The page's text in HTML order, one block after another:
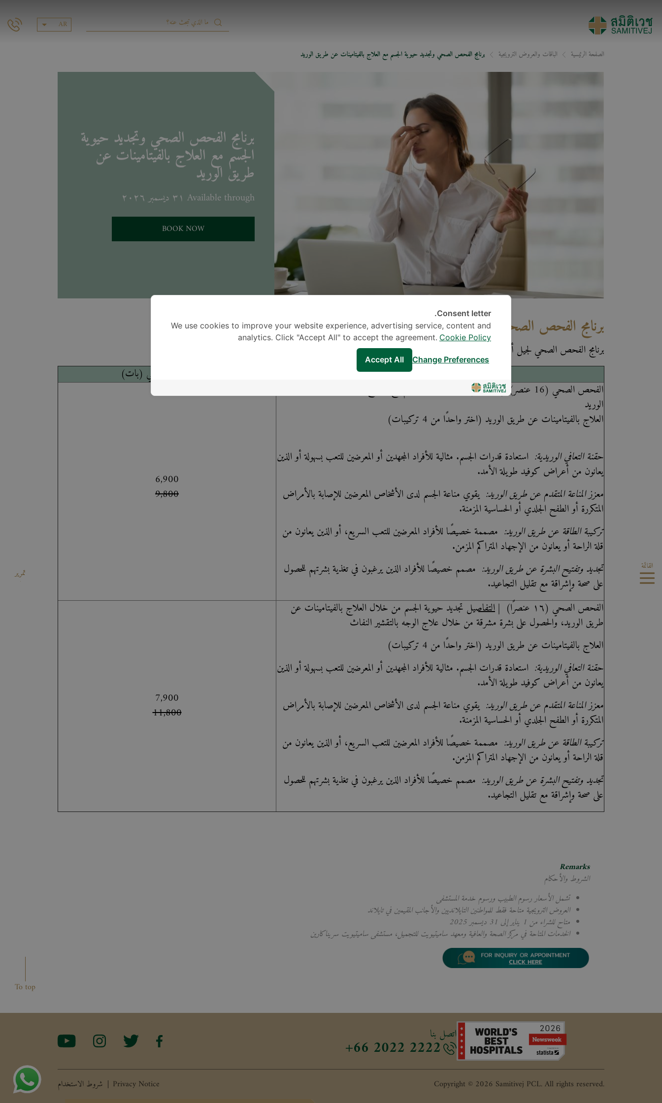
AR
القائمة
الصفحة الرئيسية الباقات والعروض الترويجية برنامج الفحص الصحي وتجديد حيوية الجسم مع العلاج بالفيتامينات عن طريق الوريد
برنامج الفحص الصحي وتجديد حيوية
الجسم مع العلاج بالفيتامينات عن
طريق الوريد
Available through ٣١ ديسمبر ٢٠٢٦
BOOK NOW
برنامج الفحص الصحي وتجديد حيوية الجسم مع العلاج بالفيتامينات عن طريق الوريد
برنامج الفحص الصحي لجيل أكثر صحة وتجديد حيوية الجسم مع العلاج بالفيتامينات عن طريق الوريد
سعر العرض الترويجي (بات)
الفحص الصحي (16 عنصر)
|التفاصيل
الوريد
العلاج بالفيتامينات عن طريق الوريد (اختر واحدًا من 4 تركيبات)
حقنة التعافي الوريدية: استعادة قدرات الجسم. مثالية للأفراد المجهدين أو المعرضين للتعب بسهولة أو الذين
يعانون من أعراض كوفيد طويلة الأمد.
معزز المناعة المتقدم عن طريق الوريد: يقوي مناعة الجسم لدى الأشخاص المعرضين للإصابة بالأمراض
المتكررة أو الطفح الجلدي أو الحساسية المزمنة.
تركيبة الطاقة عن طريق الوريد: مصممة خصيصًا للأفراد المعرضين للتعب السريع، أو الذين يعانون من
قلة الراحة أو يعانون من الإجهاد المتراكم المزمن.
تجديد وتفتيح البشرة عن طريق الوريد: مصمم خصيصًا للأفراد الذين يرغبون في تغذية بشرتهم للحصول
على صحة وإشراقة مع تقليل التجاعيد.
6,900
9,800
الفحص الصحي (١٦ عنصرًا) | التفاصيل تجديد حيوية الجسم من خلال العلاج بالفيتامينات عن
طريق الوريد، والحصول على بشرة مشرقة من خلال علاج الوجه بالتقشير النفاث
العلاج بالفيتامينات عن طريق الوريد (اختر واحدًا من 4 تركيبات)
حقنة التعافي الوريدية: استعادة قدرات الجسم. مثالية للأفراد المجهدين أو المعرضين للتعب بسهولة أو الذين
يعانون من أعراض كوفيد طويلة الأمد.
معزز المناعة المتقدم عن طريق الوريد: يقوي مناعة الجسم لدى الأشخاص المعرضين للإصابة بالأمراض
المتكررة أو الطفح الجلدي أو الحساسية المزمنة.
تركيبة الطاقة عن طريق الوريد: مصممة خصيصًا للأفراد المعرضين للتعب السريع، أو الذين يعانون من
قلة الراحة أو يعانون من الإجهاد المتراكم المزمن.
تجديد وتفتيح البشرة عن طريق الوريد: مصمم خصيصًا للأفراد الذين يرغبون في تغذية بشرتهم للحصول
على صحة وإشراقة مع تقليل التجاعيد.
7,900
11,800
Remarks
الشروط والأحكام
تشمل الأسعار رسوم الطبيب ورسوم خدمة المستشفى
العروض الترويجية متاحة فقط للمواطنين التايلانديين والأجانب المقيمين في تايلاند
متاح للشراء من 1 يناير إلى 31 ديسمبر 2025
الخدمات المتاحة في مركز الصحة والعافية ومعهد ساميتيويت للتجميل، مستشفى ساميتيويت سريناكارين
To top
اتصل بنا
+66 2022 2222
Copyright © 2026 Samitivej PCL.All rights reserved.
Privacy Notice شروط الاستخدام
تمرير
Consent letter.
We use cookies to improve your website experience, advertising service, content and
analytics. Click "Accept All" to accept the agreement. Cookie Policy
Accept All Change Preferences